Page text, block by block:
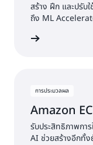
สร้าง ฝึก และปรับใ
ถึง ML
การประมวลผล
Amazon
รับประสิทธิภาพกา
AI ช่วยสร้างอีกทั้